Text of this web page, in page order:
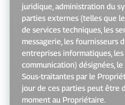
juridique, administration du
parties externes (telles que
de services techniques, les
messagerie, les fournisseurs
entreprises informatiques, les
communication) désignées,
Sous-traitantes par le
jour de ces parties peut être
moment au Propriétaire.